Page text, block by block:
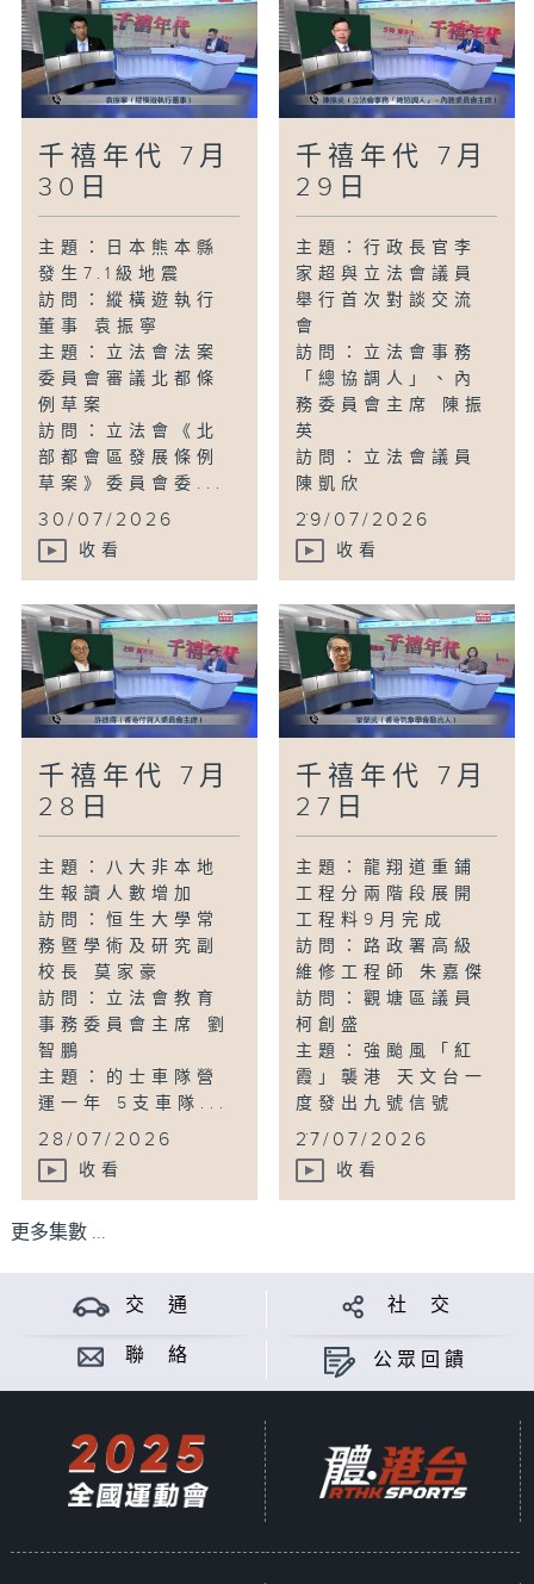
千禧年代 7月
30日
主題：日本熊本縣
發生7.1級地震
訪問：縱橫遊執行
董事 袁振寧
主題：立法會法案
委員會審議北都條
例草案
訪問：立法會《北
部都會區發展條例
草案》委員會委...
30/07/2026
收看
千禧年代 7月
29日
主題：行政長官李
家超與立法會議員
舉行首次對談交流
會
訪問：立法會事務
「總協調人」、內
務委員會主席 陳振
英
訪問：立法會議員
陳凱欣
...
29/07/2026
收看
千禧年代 7月
28日
主題：八大非本地
生報讀人數增加
訪問：恒生大學常
務暨學術及研究副
校長 莫家豪
訪問：立法會教育
事務委員會主席 劉
智鵬
主題：的士車隊營
運一年 5支車隊...
28/07/2026
收看
千禧年代 7月
27日
主題：龍翔道重鋪
工程分兩階段展開
工程料9月完成
訪問：路政署高級
維修工程師 朱嘉傑
訪問：觀塘區議員
柯創盛
主題：強颱風「紅
霞」襲港 天文台一
度發出九號信號
...
27/07/2026
收看
更多集數 ...
交 通 社 交
聯 絡 公眾回饋